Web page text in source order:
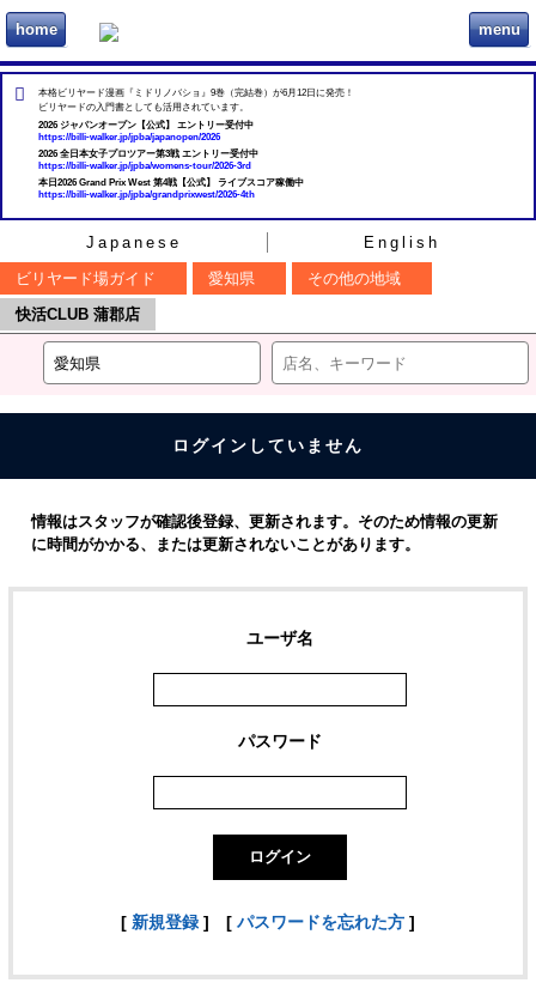
home ビリヲカ menu
本格ビリヤード漫画『ミドリノバショ』9巻（完結巻）が6月12日に発売！
ビリヤードの入門書としても活用されています。
2026 ジャパンオープン【公式】 エントリー受付中
https://billi-walker.jp/jpba/japanopen/2026
2026 全日本女子プロツアー第3戦 エントリー受付中
https://billi-walker.jp/jpba/womens-tour/2026-3rd
本日2026 Grand Prix West 第4戦【公式】 ライブスコア稼働中
https://billi-walker.jp/jpba/grandprixwest/2026-4th
Japanese
English
ビリヤード場ガイド
愛知県
その他の地域
快活CLUB 蒲郡店
ログインしていません
情報はスタッフが確認後登録、更新されます。そのため情報の更新
に時間がかかる、または更新されないことがあります。
ユーザ名
パスワード
[ 新規登録 ] [ パスワードを忘れた方 ]